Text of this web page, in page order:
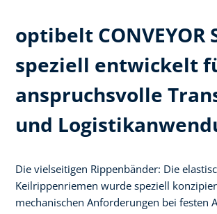
optibelt CONVEYOR
speziell entwickelt
anspruchsvolle
und
Die vielseitigen Rippenbänder: Die
Keilrippenriemen wurde speziell
mechanischen Anforderungen bei festen